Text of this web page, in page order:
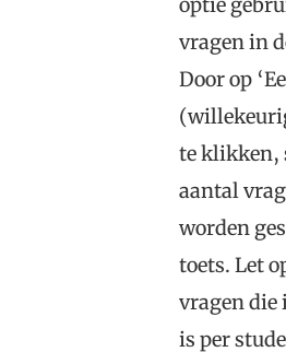
vragen in
Door op
te klikken,
aantal
worden
toets. Let
vragen die
is per